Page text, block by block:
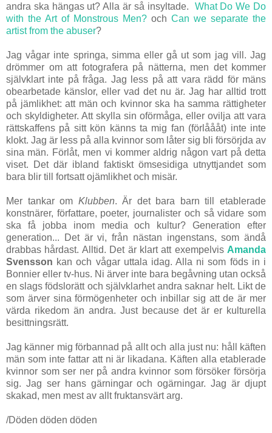
andra ska hängas ut? Alla är så insyltade. What Do We Do
with the Art of Monstrous Men? och Can we separate the
artist from the abuser?
Jag vågar inte springa, simma eller gå ut som jag vill. Jag
drömmer om att fotografera på nätterna, men det kommer
självklart inte på fråga. Jag less på att vara rädd för mäns
obearbetade känslor, eller vad det nu är. Jag har alltid trott
på jämlikhet: att män och kvinnor ska ha samma rättigheter
och skyldigheter. Att skylla sin oförmåga, eller ovilja att vara
rättskaffens på sitt kön känns ta mig fan (förlåååt) inte inte
klokt. Jag är less på alla kvinnor som låter sig bli försörjda av
sina män. Förlåt, men vi kommer aldrig någon vart på detta
viset. Det där ibland faktiskt ömsesidiga utnyttjandet som
bara blir till fortsatt ojämlikhet och misär.
Mer tankar om Klubben. Är det bara barn till etablerade
konstnärer, författare, poeter, journalister och så vidare som
ska få jobba inom media och kultur? Generation efter
generation... Det är vi, från nästan ingenstans, som ändå
drabbas hårdast. Alltid. Det är klart att exempelvis Amanda
Svensson kan och vågar uttala idag. Alla ni som föds in i
Bonnier eller tv-hus. Ni ärver inte bara begåvning utan också
en slags födslorätt och självklarhet andra saknar helt. Likt de
som ärver sina förmögenheter och inbillar sig att de är mer
värda rikedom än andra. Just because det är er kulturella
besittningsrätt.
Jag känner mig förbannad på allt och alla just nu: håll käften
män som inte fattar att ni är likadana. Käften alla etablerade
kvinnor som ser ner på andra kvinnor som försöker försörja
sig. Jag ser hans gärningar och ogärningar. Jag är djupt
skakad, men mest av allt fruktansvärt arg.
/Döden döden döden